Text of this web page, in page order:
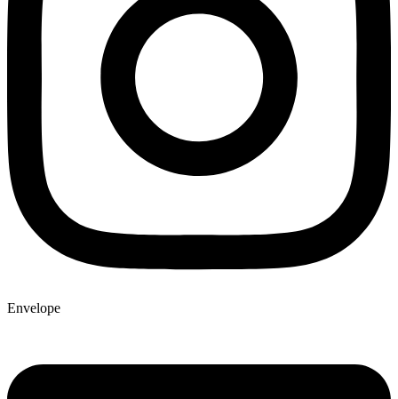
Envelope